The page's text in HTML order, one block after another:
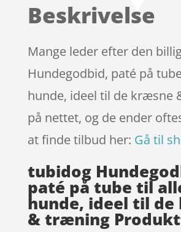
kundebedø
Beskrivelse
Mange leder efter den
Hundegodbid, paté på
hunde, ideel til de kræsne
på nettet, og de ender
at finde tilbud her: Gå til
tubidog
paté på tube til
hunde, ideel til
& træning